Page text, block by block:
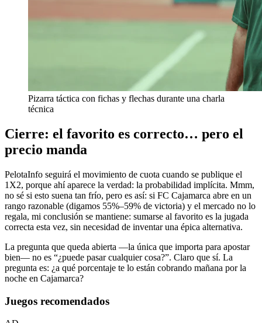
Pizarra táctica con fichas y flechas durante una charla
técnica
Cierre: el favorito es correcto… pero el
precio manda
PelotaInfo seguirá el movimiento de cuota cuando se publique el
1X2, porque ahí aparece la verdad: la probabilidad implícita. Mmm,
no sé si esto suena tan frío, pero es así: si FC Cajamarca abre en un
rango razonable (digamos 55%–59% de victoria) y el mercado no lo
regala, mi conclusión se mantiene: sumarse al favorito es la jugada
correcta esta vez, sin necesidad de inventar una épica alternativa.
La pregunta que queda abierta —la única que importa para apostar
bien— no es “¿puede pasar cualquier cosa?”. Claro que sí. La
pregunta es: ¿a qué porcentaje te lo están cobrando mañana por la
noche en Cajamarca?
Juegos recomendados